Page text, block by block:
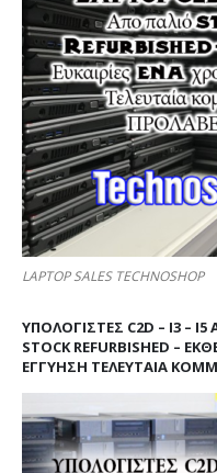
LAPTOP SALES TECHNOSHOP
ΥΠΟΛΟΓΙΣΤΕΣ C2D – I3 – I5
STOCK REFURBISHED –
ΕΓΓΎΗΣΗ ΤΕΛΕΥΤΑΊΑ